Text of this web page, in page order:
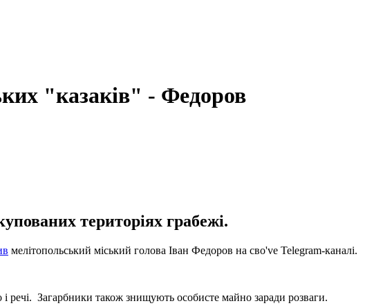
"казаків" - Федоров
територіях грабежі.
мелітопольський міський голова Іван Федоров на сво've Telegram-каналі.
речі. Загарбники також знищують особисте майно заради розваги.